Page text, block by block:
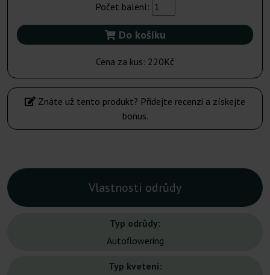
Počet balení:
Do košíku
Cena za kus: 220Kč
Znáte už tento produkt? Přidejte recenzi a získejte
bonus.
Vlastnosti odrůdy
Typ odrůdy:
Autoflowering
Typ kvetení: